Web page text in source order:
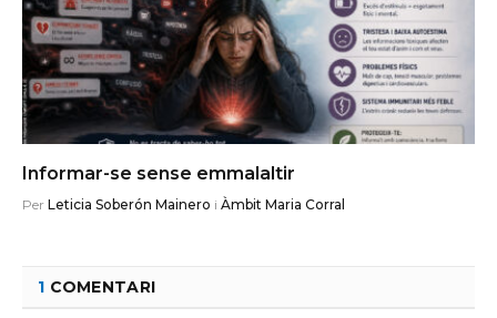
Informar-se sense emmalaltir
Per Leticia Soberón Mainero i Àmbit Maria Corral
1 COMENTARI